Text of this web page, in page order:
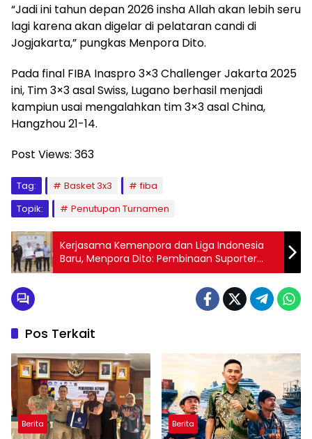
“Jadi ini tahun depan 2026 insha Allah akan lebih seru
lagi karena akan digelar di pelataran candi di
Jogjakarta,” pungkas Menpora Dito.
Pada final FIBA Inaspro 3×3 Challenger Jakarta 2025
ini, Tim 3×3 asal Swiss, Lugano berhasil menjadi
kampiun usai mengalahkan tim 3×3 asal China,
Hangzhou 21-14.
Post Views: 363
Tag: Basket 3x3
fiba
Topik:
Penutupan Turnamen
Kerjasama Kemenpora dan Liga Indonesia
Baru, Menpora Dito: Pembinaan Suporter
Meningkatkan Kualitas Industri Olahraga
Pos Terkait
Berita Berita